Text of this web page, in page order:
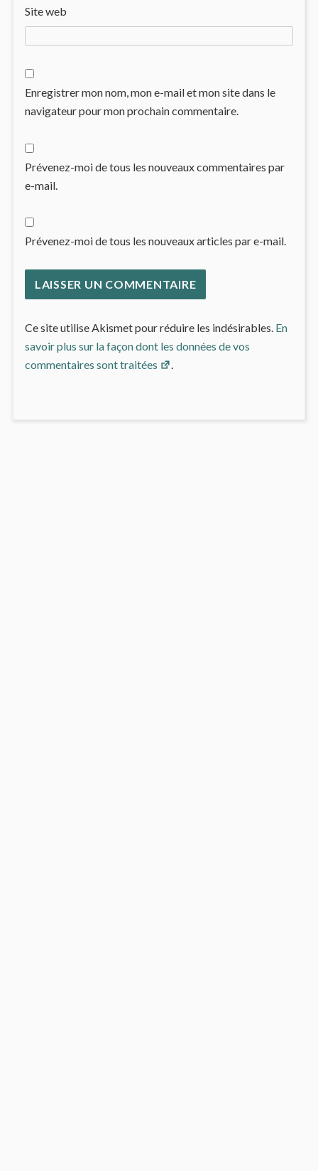
Site web
Enregistrer mon nom, mon e-mail et mon site dans le
navigateur pour mon prochain commentaire.
Prévenez-moi de tous les nouveaux commentaires par
e-mail.
Prévenez-moi de tous les nouveaux articles par e-mail.
Ce site utilise Akismet pour réduire les indésirables. En
savoir plus sur la façon dont les données de vos
commentaires sont traitées